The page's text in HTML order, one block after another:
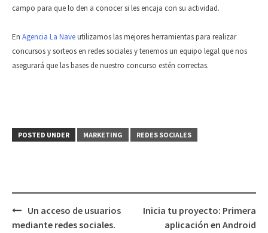
campo para que lo den a conocer si les encaja con su actividad.
En Agencia La Naveutilizamos las mejores herramientas para realizar
concursos y sorteos en redes sociales y tenemos un equipo legal que nos
asegurará que las bases de nuestro concurso estén correctas.
POSTED UNDER MARKETING REDES SOCIALES
Post
Un acceso de usuarios
mediante redes sociales.
Inicia tu proyecto: Primera
aplicación en Android